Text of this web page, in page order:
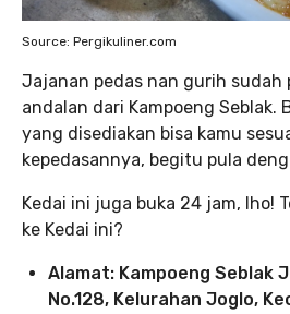
Source: Pergikuliner.com
Jajanan pedas nan gurih sudah
andalan dari Kampoeng Seblak.
yang disediakan bisa kamu
kepedasannya, begitu pula
Kedai ini juga buka 24 jam, lho!
ke Kedai ini?
Alamat: Kampoeng Seblak
No.128, Kelurahan Joglo,